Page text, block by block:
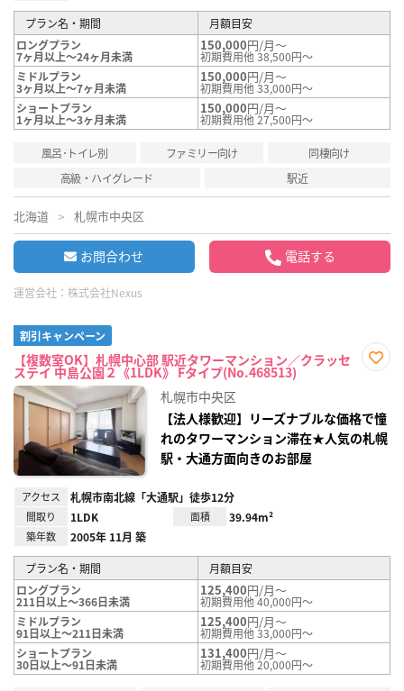
プラン名・期間
月額目安
ロングプラン
7ヶ月以上～24ヶ月未満
150,000円/月～
初期費用他 38,500円～
ミドルプラン
3ヶ月以上～7ヶ月未満
150,000円/月～
初期費用他 33,000円～
ショートプラン
1ヶ月以上～3ヶ月未満
150,000円/月～
初期費用他 27,500円～
風呂･トイレ別 ファミリー向け
同棲向け
高級・ハイグレード
駅近
北海道 札幌市中央区
お問合わせ 電話する
運営会社： 株式会社Nexus
割引キャンペーン
【複数室OK】札幌中心部 駅近タワーマンション／クラッセ
ステイ 中島公園２《1LDK》 Fタイプ(No.468513)
録
札幌市中央区
【法人様歓迎】リーズナブルな価格で憧
れのタワーマンション滞在★人気の札幌
駅・大通方面向きのお部屋
アクセス 札幌市南北線「大通駅」徒歩12分
間取り 1LDK 面積 39.94m²
築年数 2005年 11月 築
プラン名・期間
月額目安
ロングプラン
211日以上～366日未満
125,400円/月～
初期費用他 40,000円～
ミドルプラン
91日以上～211日未満
125,400円/月～
初期費用他 33,000円～
ショートプラン
30日以上～91日未満
131,400円/月～
初期費用他 20,000円～